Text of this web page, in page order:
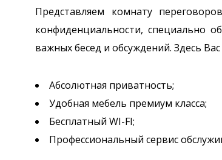
Представляем комнату
конфиденциальности, специально
важных бесед и обсуждений. Здесь
Абсолютная приватность;
Удобная мебель премиум класса;
Бесплатный WI-FI;
Профессиональный сервис